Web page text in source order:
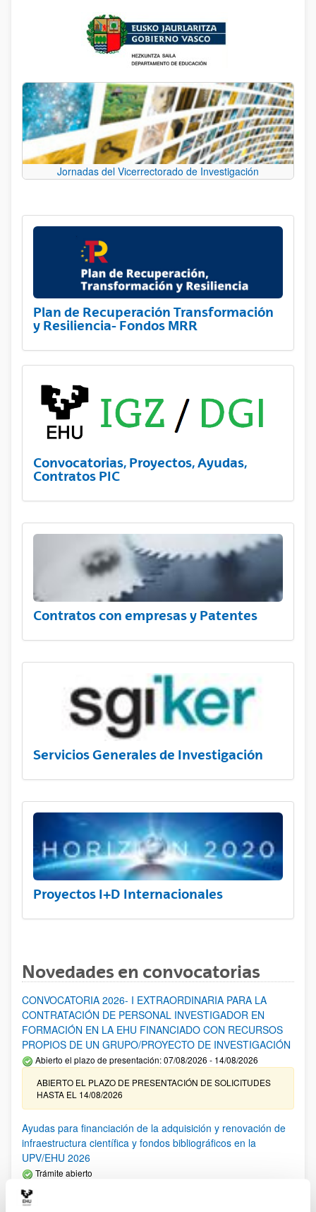
Jornadas del Vicerrectorado de Investigación
Plan de Recuperación Transformación
y Resiliencia- Fondos MRR
Convocatorias, Proyectos, Ayudas,
Contratos PIC
Contratos con empresas y Patentes
Servicios Generales de Investigación
Proyectos I+D Internacionales
Novedades en convocatorias
CONVOCATORIA 2026- I EXTRAORDINARIA PARA LA
CONTRATACIÓN DE PERSONAL INVESTIGADOR EN
FORMACIÓN EN LA EHU FINANCIADO CON RECURSOS
PROPIOS DE UN GRUPO/PROYECTO DE INVESTIGACIÓN
Abierto el plazo de presentación: 07/08/2026 - 14/08/2026
ABIERTO EL PLAZO DE PRESENTACIÓN DE SOLICITUDES
HASTA EL 14/08/2026
Ayudas para financiación de la adquisición y renovación de
infraestructura científica y fondos bibliográficos en la
UPV/EHU 2026
Trámite abierto